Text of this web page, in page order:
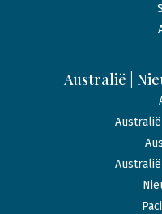
Australië |
Australië